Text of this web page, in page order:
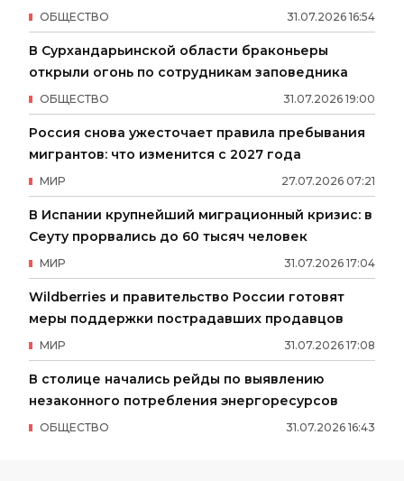
31.07.2026 16:54
ОБЩЕСТВО
В Сурхандарьинской области браконьеры
открыли огонь по сотрудникам заповедника
31.07.2026 19:00
ОБЩЕСТВО
Россия снова ужесточает правила пребывания
мигрантов: что изменится с 2027 года
27.07.2026 07:21
МИР
В Испании крупнейший миграционный кризис: в
Сеуту прорвались до 60 тысяч человек
31.07.2026 17:04
МИР
Wildberries и правительство России готовят
меры поддержки пострадавших продавцов
31.07.2026 17:08
МИР
В столице начались рейды по выявлению
незаконного потребления энергоресурсов
31.07.2026 16:43
ОБЩЕСТВО